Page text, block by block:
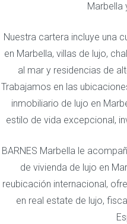
Marbella
Nuestra cartera incluye una
en Marbella, villas de lujo,
al mar y residencias de
Trabajamos en las
inmobiliario de lujo en
estilo de vida excepcional,
BARNES Marbella le
de vivienda de lujo en
reubicación internacional,
en real estate de lujo,